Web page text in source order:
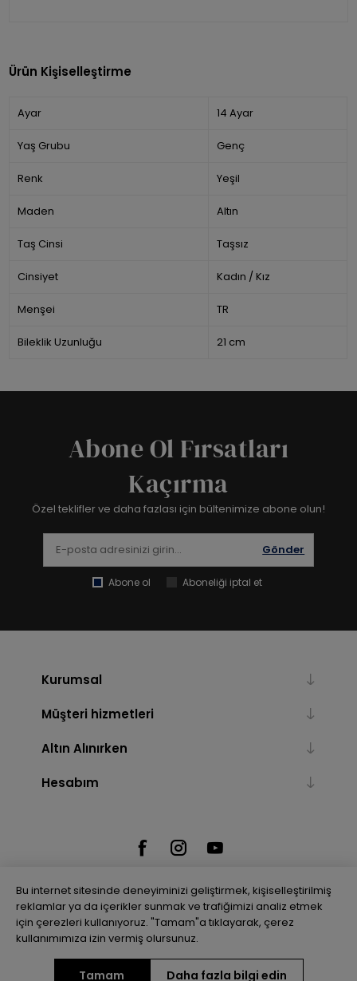
Ürün Kişiselleştirme
Ayar 14 Ayar
Yaş Grubu Genç
Renk Yeşil
Maden Altın
Taş Cinsi Taşsız
Cinsiyet Kadın / Kız
Menşei TR
Bileklik Uzunluğu 21 cm
Abone Ol Fırsatları
Kaçırma
Özel teklifler ve daha fazlası için bültenimize abone olun!
Gönder
Abone ol Aboneliği iptal et
Kurumsal
Müşteri hizmetleri
Altın Alınırken
Hesabım
Powered bynopCommerce
Telif hakkı © 2026 Gulenler Altın. Tüm hakları saklıdır.
Bu internet sitesinde deneyiminizi geliştirmek, kişiselleştirilmiş
reklamlar ya da içerikler sunmak ve trafiğimizi analiz etmek
için çerezleri kullanıyoruz. "Tamam"a tıklayarak, çerez
kullanımımıza izin vermiş olursunuz.
Tamam Daha fazla bilgi edin